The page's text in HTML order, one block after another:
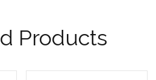
Products